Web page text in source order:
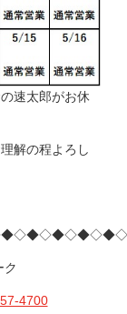
速太郎がお休
解の程よろし
ク
4700